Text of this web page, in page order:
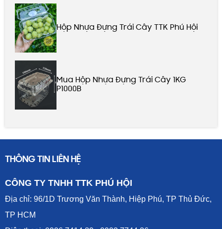
Hộp Nhựa Đựng Trái Cây TTK Phú Hội
Mua Hộp Nhựa Đựng Trái Cây 1KG
P1000B
THÔNG TIN LIÊN HỆ
CÔNG TY TNHH TTK PHÚ HỘI
Địa chỉ: 96/1D Trương Văn Thành, Hiệp Phú, TP Thủ Đức,
TP HCM